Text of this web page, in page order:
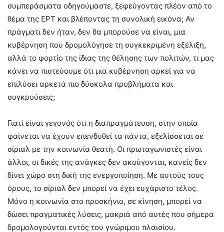
συμπεράσματα οδηγούμαστε, ξεφεύγοντας πλέον από το
θέμα της ΕΡΤ και βλέποντας τη συνολική εικόνα; Αν
πράγματι δεν ήταν, δεν θα μπορούσε να είναι, μια
κυβέρνηση που δρομολόγησε τη συγκεκριμένη εξέλιξη,
αλλά το φορτίο της ίδιας της θέλησης των πολιτών, τι μας
κάνει να πιστεύουμε ότι μια κυβέρνηση αρκεί για να
επιλύσει αρκετά πιο δύσκολα προβλήματα και
συγκρούσεις;
Γιατί είναι γεγονός ότι η διαπραγμάτευση, στην οποία
φαίνεται να έχουν επενδυθεί τα πάντα, εξελίσσεται σε
σίριαλ με την κοινωνία θεατή. Οι πρωταγωνιστές είναι
άλλοι, οι δικές της ανάγκες δεν ακούγονται, κανείς δεν
δίνει χώρο στη δική της ενεργοποίηση. Με αυτούς τους
όρους, το σίριαλ δεν μπορεί να έχει ευχάριστο τέλος.
Μόνο η κοινωνία στο προσκήνιο, σε κίνηση, μπορεί να
δώσει πραγματικές λύσεις, μακριά από αυτές που σήμερα
δρομολογούνται εντός του γνώριμου πλαισίου.